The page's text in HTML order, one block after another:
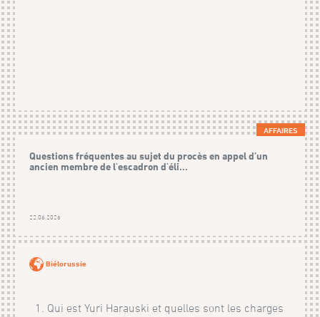
AFFAIRES
Questions fréquentes au sujet du procès en appel d’un
ancien membre de l'escadron d'éli...
22.06.2026
Biélorussie
1. Qui est Yuri Harauski et quelles sont les charges